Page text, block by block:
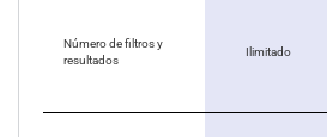
Número de filtros y
resultados
Ilimitado